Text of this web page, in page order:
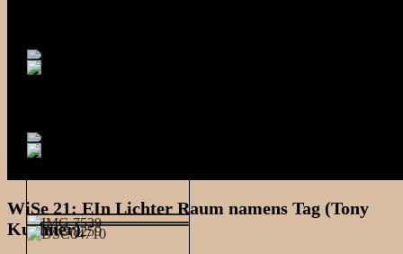
WiSe 21: EIn Lichter Raum namens Tag (Tony
Kushner)